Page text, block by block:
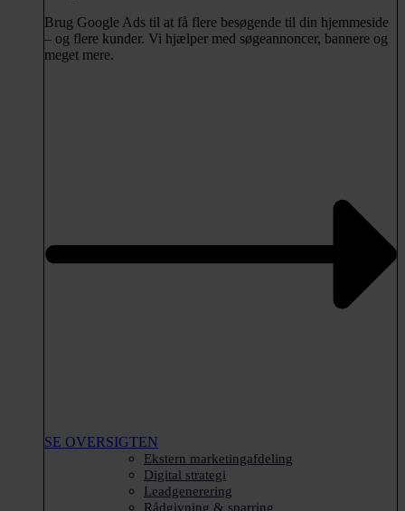
Brug Google Ads til at få flere besøgende til din hjemmeside
– og flere kunder. Vi hjælper med søgeannoncer, bannere og
meget mere.
SE OVERSIGTEN
Ekstern marketingafdeling
Digital strategi
Leadgenerering
Rådgivning & sparring